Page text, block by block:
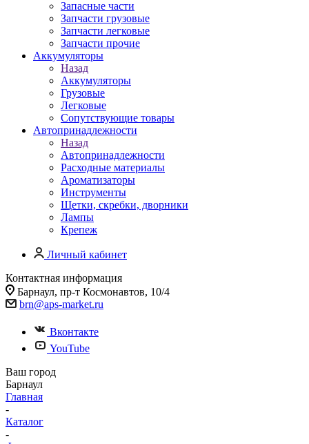
Запасные части
Запчасти грузовые
Запчасти легковые
Запчасти прочие
Аккумуляторы
Назад
Аккумуляторы
Грузовые
Легковые
Сопутствующие товары
Автопринадлежности
Назад
Автопринадлежности
Расходные материалы
Ароматизаторы
Инструменты
Щетки, скребки, дворники
Лампы
Крепеж
Личный кабинет
Контактная информация
Барнаул, пр-т Космонавтов, 10/4
brn@aps-market.ru
Вконтакте
YouTube
Ваш город
Барнаул
Главная
-
Каталог
-